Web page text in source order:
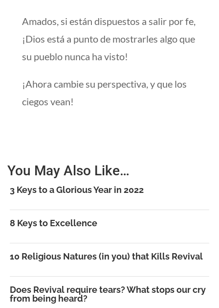
Amados, si están dispuestos a salir por fe,
¡Dios está a punto de mostrarles algo que
su pueblo nunca ha visto!
¡Ahora cambie su perspectiva, y que los
ciegos vean!
You May Also Like…
3 Keys to a Glorious Year in 2022
8 Keys to Excellence
10 Religious Natures (in you) that Kills Revival
Does Revival require tears? What stops our cry
from being heard?